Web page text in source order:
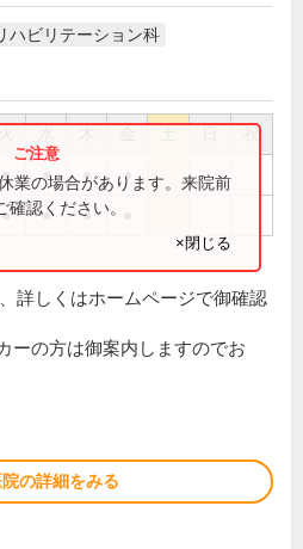
ハビリテーション科
祝
● ● ● ●
● ● ●
業の場合があります。来院前
認ください。
×閉じる
詳しくはホームページで御確認
ーの方は御案内しますのでお
の詳細をみる